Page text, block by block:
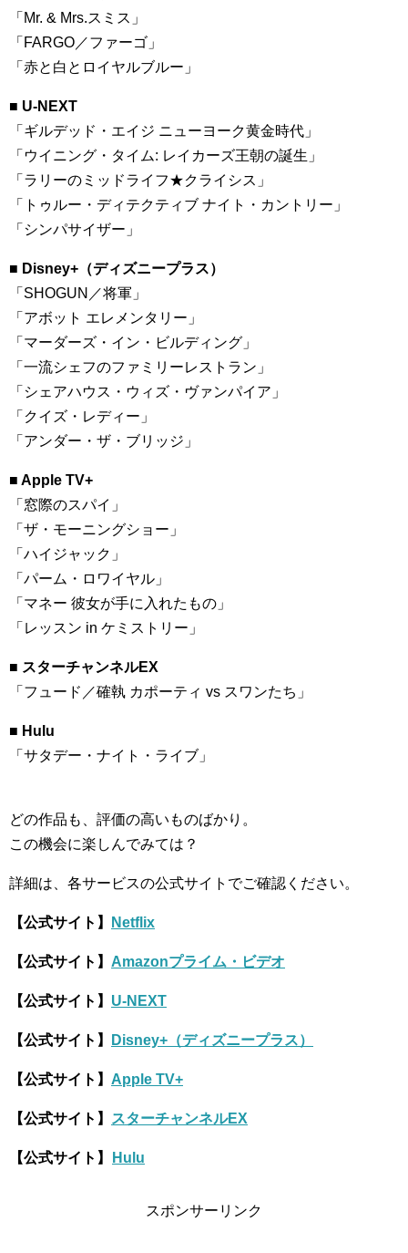
「Mr. & Mrs.スミス」
「FARGO／ファーゴ」
「赤と白とロイヤルブルー」
■ U-NEXT
「ギルデッド・エイジ ニューヨーク黄金時代」
「ウイニング・タイム: レイカーズ王朝の誕生」
「ラリーのミッドライフ★クライシス」
「トゥルー・ディテクティブ ナイト・カントリー」
「シンパサイザー」
■ Disney+（ディズニープラス）
「SHOGUN／将軍」
「アボット エレメンタリー」
「マーダーズ・イン・ビルディング」
「一流シェフのファミリーレストラン」
「シェアハウス・ウィズ・ヴァンパイア」
「クイズ・レディー」
「アンダー・ザ・ブリッジ」
■ Apple TV+
「窓際のスパイ」
「ザ・モーニングショー」
「ハイジャック」
「パーム・ロワイヤル」
「マネー 彼女が手に入れたもの」
「レッスン in ケミストリー」
■ スターチャンネルEX
「フュード／確執 カポーティ vs スワンたち」
■ Hulu
「サタデー・ナイト・ライブ」
どの作品も、評価の高いものばかり。
この機会に楽しんでみては？
詳細は、各サービスの公式サイトでご確認ください。
【公式サイト】 Netflix
【公式サイト】 Amazonプライム・ビデオ
【公式サイト】 U-NEXT
【公式サイト】 Disney+（ディズニープラス）
【公式サイト】 Apple TV+
【公式サイト】 スターチャンネルEX
【公式サイト】 Hulu
スポンサーリンク